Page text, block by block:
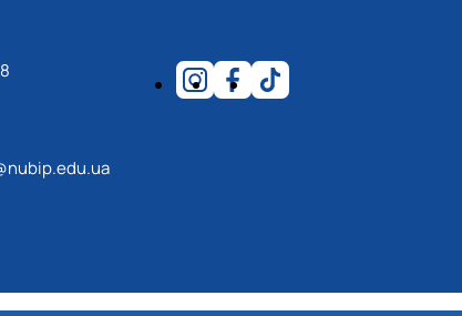
р.), випускник 2019 року.
20.05.2022 р.), випускник 1999 року.
- 28.12.2023 р.), студент 2 курсу з…
- 03.2022 р.), випускник 1992 року.